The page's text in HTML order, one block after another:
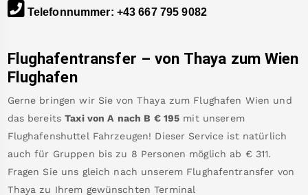
Telefonnummer: +43 667 795 9082
Flughafentransfer – von Thaya zum Wien
Flughafen
Gerne bringen wir Sie von Thaya zum Flughafen Wien und
das bereits Taxi von A nach B € 195 mit unserem
Flughafenshuttel Fahrzeugen! Dieser Service ist natürlich
auch für Gruppen bis zu 8 Personen möglich ab € 311.
Fragen Sie uns gleich nach unserem Flughafentransfer von
Thaya zu Ihrem gewünschten Terminal